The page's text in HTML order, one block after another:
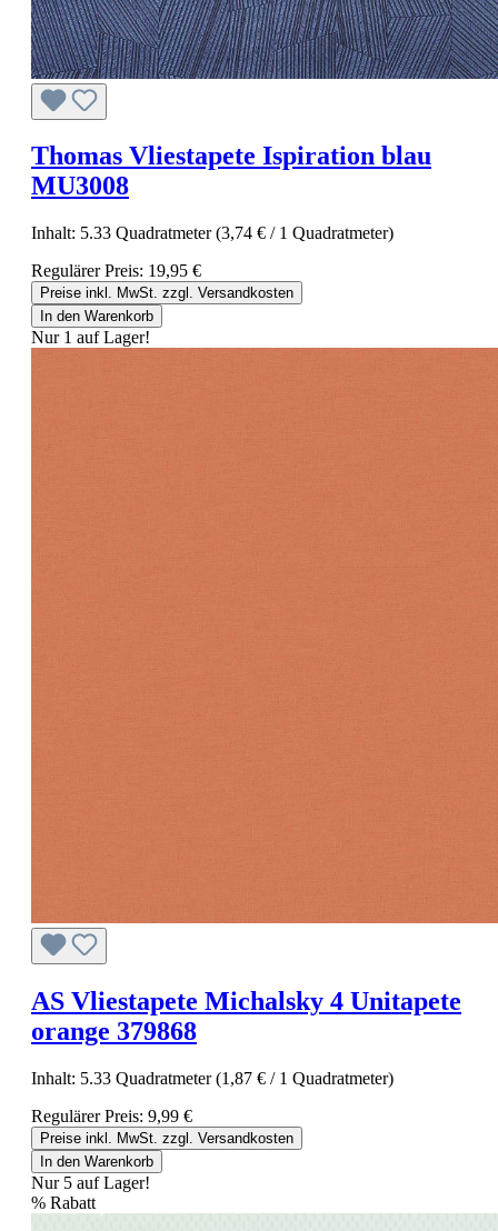
Thomas Vliestapete Ispiration blau
MU3008
Inhalt: 5.33 Quadratmeter(3,74 € / 1 Quadratmeter)
Regulärer Preis: 19,95 €
Preise inkl. MwSt. zzgl. Versandkosten
In den Warenkorb
Nur 1 auf Lager!
AS Vliestapete Michalsky 4 Unitapete
orange 379868
Inhalt: 5.33 Quadratmeter(1,87 € / 1 Quadratmeter)
Regulärer Preis: 9,99 €
Preise inkl. MwSt. zzgl. Versandkosten
In den Warenkorb
Nur 5 auf Lager!
% Rabatt